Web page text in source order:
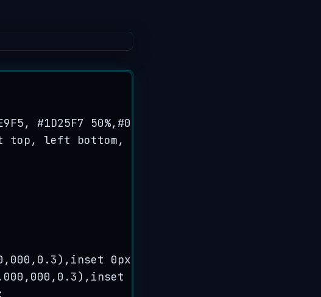
, #1D25F7 50%,#0020
top, left bottom,
, 000 , 0.3), inset 0px
000 , 000 , 0.3), inset